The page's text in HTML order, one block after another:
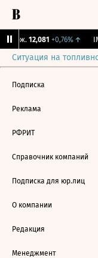
Бирж. 12,081 +0,76%↑
Ситуация на
Подписка
Реклама
РФРИТ
Справочник компаний
Подписка для юр.лиц
О компании
Редакция
Менеджмент